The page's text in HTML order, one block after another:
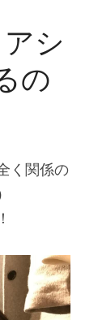
シ
の
く関係の